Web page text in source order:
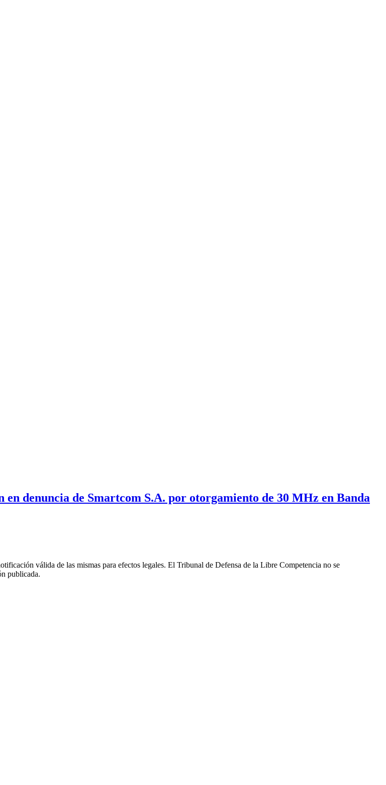
en denuncia de Smartcom S.A. por otorgamiento de 30 MHz en Banda
válida de las mismas para efectos legales. El Tribunal de Defensa de la Libre Competencia no se
publicada.